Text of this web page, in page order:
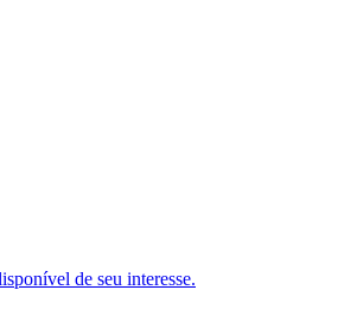
de seu interesse.